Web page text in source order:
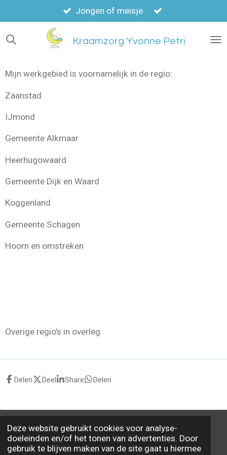
Deze website gebruikt cookies voor analyse-
doeleinden en/of het tonen van advertenties. Door
gebruik te blijven maken van de site gaat u hiermee
direct
naar
Kraamzorg Yvonne Petri
Jongen of meisje
Mijn werkgebied is voornamelijk in de regio:
Zaanstad
IJmond
Gemeente Alkmaar
Heerhugowaard
Gemeente Dijk en Waard
Koggenland
Gemeente Schagen
Hoorn en omstreken
Overige regio’s in overleg
Delen Deel Share Delen
© 2020 - 2026 Kraamzorg Yvonne Petri
Powered by JouwWeb